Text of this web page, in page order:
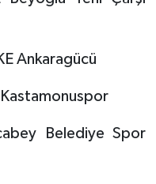
Ankaragücü
Belediye Spor